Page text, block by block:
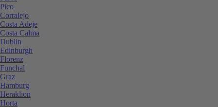
Pico
Corralejo
Costa Adeje
Costa Calma
Dublin
Edinburgh
Florenz
Funchal
Graz
Hamburg
Heraklion
Horta